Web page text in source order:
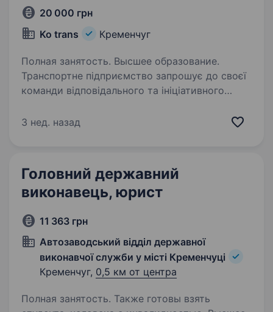
20 000 грн
Ko trans
Кременчуг
Полная занятость. Высшее образование.
Транспортне підприємство запрошує до своєї
команди відповідального та ініціативного
підтримку діяльності компанії. Обов’язки:
3 нед. назад
Головний державний
виконавець, юрист
11 363 грн
Автозаводський відділ державної
виконавчої служби у місті Кременчуці
Кременчуг, 0,5 км от центра
Полная занятость. Также готовы взять